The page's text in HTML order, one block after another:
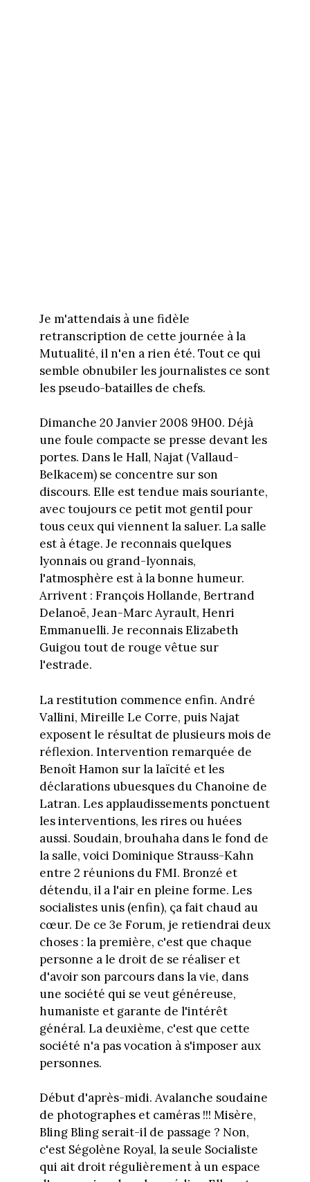
Je m'attendais à une fidèle
retranscription de cette journée à la
Mutualité, il n'en a rien été. Tout ce qui
semble obnubiler les journalistes ce sont
les pseudo-batailles de chefs.
Dimanche 20 Janvier 2008 9H00. Déjà
une foule compacte se presse devant les
portes. Dans le Hall, Najat (Vallaud-
Belkacem) se concentre sur son
discours. Elle est tendue mais souriante,
avec toujours ce petit mot gentil pour
tous ceux qui viennent la saluer. La salle
est à étage. Je reconnais quelques
lyonnais ou grand-lyonnais,
l'atmosphère est à la bonne humeur.
Arrivent : François Hollande, Bertrand
Delanoë, Jean-Marc Ayrault, Henri
Emmanuelli. Je reconnais Elizabeth
Guigou tout de rouge vêtue sur
l'estrade.
La restitution commence enfin. André
Vallini, Mireille Le Corre, puis Najat
exposent le résultat de plusieurs mois de
réflexion. Intervention remarquée de
Benoît Hamon sur la laïcité et les
déclarations ubuesques du Chanoine de
Latran. Les applaudissements ponctuent
les interventions, les rires ou huées
aussi. Soudain, brouhaha dans le fond de
la salle, voici Dominique Strauss-Kahn
entre 2 réunions du FMI. Bronzé et
détendu, il a l'air en pleine forme. Les
socialistes unis (enfin), ça fait chaud au
cœur. De ce 3e Forum, je retiendrai deux
choses : la première, c'est que chaque
personne a le droit de se réaliser et
d'avoir son parcours dans la vie, dans
une société qui se veut généreuse,
humaniste et garante de l'intérêt
général. La deuxième, c'est que cette
société n'a pas vocation à s'imposer aux
personnes.
Début d'après-midi. Avalanche soudaine
de photographes et caméras !!! Misère,
Bling Bling serait-il de passage ? Non,
c'est Ségolène Royal, la seule Socialiste
qui ait droit régulièrement à un espace